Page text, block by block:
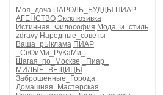
Моя_дача ПАРОЛЬ_БУДДЫ ПИАР-
АГЕНСТВО Эксклюзивка
Истинная_Философия Мода_и_стиль
zdravy Народные_советы
Ваша_рЫклама ПИАР
_СвОиМи_РуКаМи_
Шагая_по_Москве
_Пиар_
МИЛЫЕ_ВЕЩИЦЫ
Заброшенные_Города
Домашняя_Мастерская